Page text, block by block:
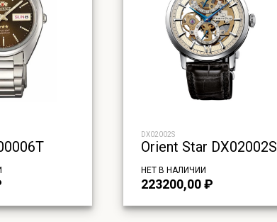
DX02002S
Orient Star DX02002S
НЕТ В НАЛИЧИИ
223200,00₽